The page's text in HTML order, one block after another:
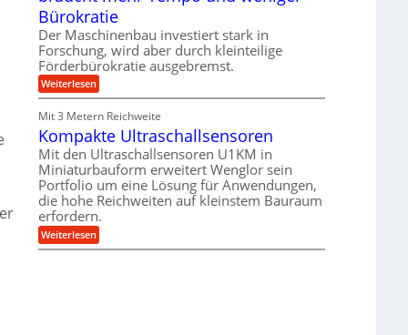
w
e
i
t
e
r
e
n
w
i
c
k
e
l
t
r
i
d
-
K
u
g
e
l
a
g
e
r
p
f
e
r
z
i
e
l
U
m
s
a
t
z
k
n
a
p
p
Bürokratie
Der Maschinenbau investiert stark in
Forschung, wird aber durch kleinteilige
Förderbürokratie ausgebremst.
Weiterlesen:
M
s
c
h
i
n
e
n
b
a
u
:
Mit 3 Metern Reichweite
Kompakte Ultraschallsensoren
Mit den Ultraschallsensoren U1KM in
Miniaturbauform erweitert Wenglor sein
Portfolio um eine Lösung für Anwendungen,
die hohe Reichweiten auf kleinstem Bauraum
erfordern.
Weiterlesen:
K